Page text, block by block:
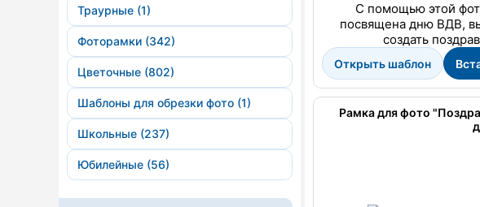
Траурные (1)
Фоторамки (342)
Цветочные (802)
Шаблоны для обрезки фото (1)
Школьные (237)
Юбилейные (56)
С помощью этой
посвящена дню ВДВ,
создать
Открыть шаблон
Рамка для фото